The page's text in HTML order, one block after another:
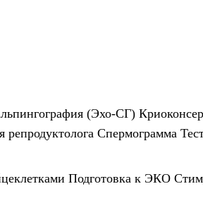
(Эхо-СГ)
репродуктолога Спермограмма
Подготовка к ЭКО